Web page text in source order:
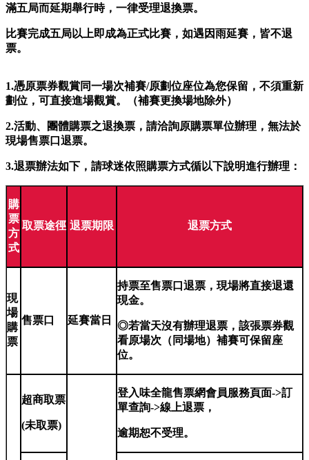
滿五局而延期舉行時，一律受理退換票。
比賽完成五局以上即成為正式比賽，如遇因雨延賽，皆不退
票。
1.憑原票券觀賞同一場次補賽/原劃位座位為您保留，不須重新
劃位，可直接進場觀賞。（補賽更換場地除外）
2.活動、團體購票之退換票，請洽詢原購票單位辦理，無法於
現場售票口退票。
3.退票辦法如下，請球迷依照購票方式循以下說明進行辦理：
購
票
方
式
取票途徑 退票期限 退票方式
現
場
購
票
售票口 延賽當日
持票至售票口退票，現場將直接退還
現金。
◎若當天沒有辦理退票，該張票券觀
看原場次（同場地）補賽可保留座
位。
超商取票
(未取票)
登入味全龍售票網會員服務頁面->訂
單查詢->線上退票，
逾期恕不受理。